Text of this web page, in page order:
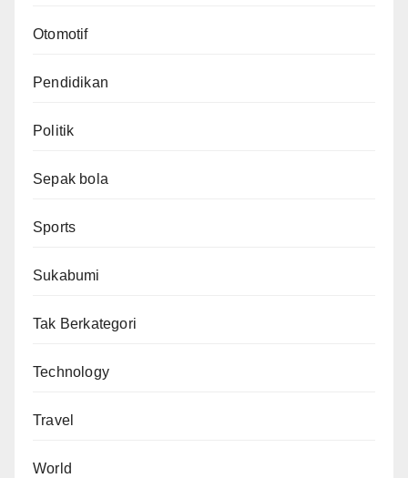
Otomotif
Pendidikan
Politik
Sepak bola
Sports
Sukabumi
Tak Berkategori
Technology
Travel
World